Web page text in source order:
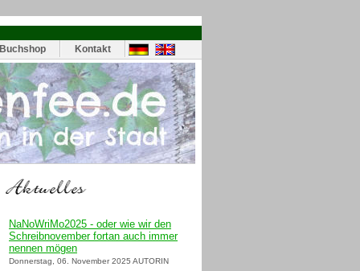
Buchshop Kontakt
NaNoWriMo2025 - oder wie wir den
Schreibnovember fortan auch immer
nennen mögen
Donnerstag, 06. November 2025 AUTORIN